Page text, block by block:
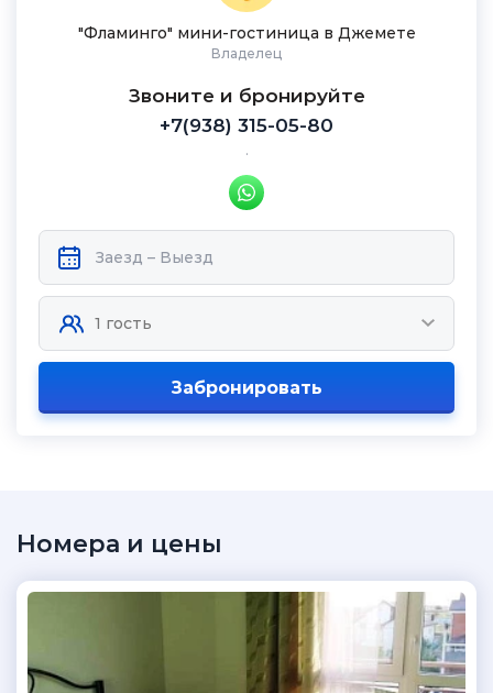
"Фламинго" мини-гостиница в Джемете
Владелец
Звоните и бронируйте
+7(938) 315-05-80
.
Забронировать
Номера и цены